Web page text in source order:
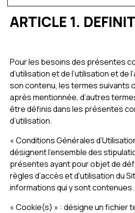
ARTICLE 1.
Pour les besoins des présentes
d’utilisation et de l’utilisation et de
son contenu, les termes suivants
après mentionnée, d’autres
être définis dans les présentes
d’utilisation.
« Conditions Générales
désignent l’ensemble des
présentes ayant pour objet de
règles d’accès et d’utilisation du
informations qui y sont contenues.
« Cookie(s) » : désigne un fichier